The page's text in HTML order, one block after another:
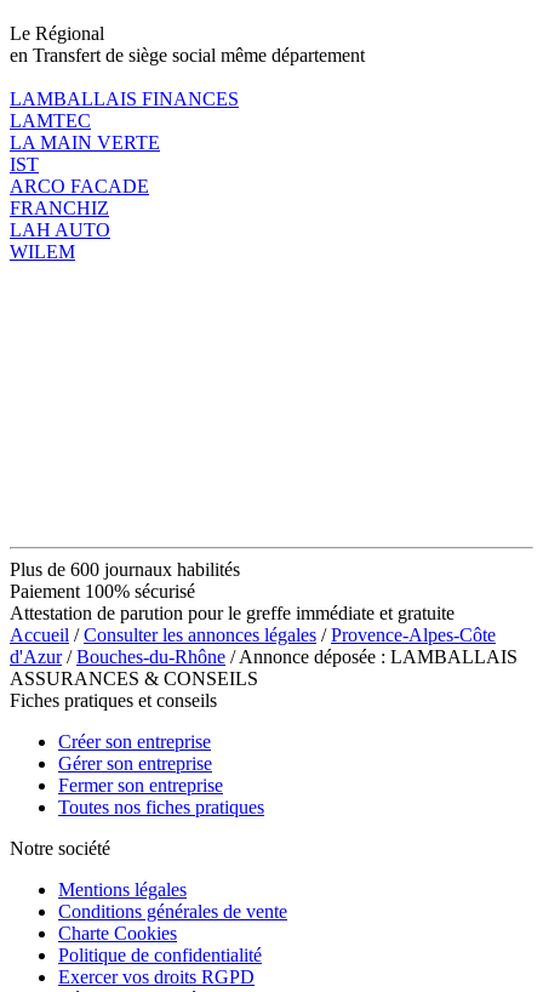
Le Régional
en Transfert de siège social même département
LAMBALLAIS FINANCES
LAMTEC
LA MAIN VERTE
IST
ARCO FACADE
FRANCHIZ
LAH AUTO
WILEM
Plus de 600 journaux habilités
Paiement 100% sécurisé
Attestation de parution pour le greffe immédiate et gratuite
Accueil /Consulter les annonces légales /Provence-Alpes-Côte
d'Azur/Bouches-du-Rhône / Annonce déposée : LAMBALLAIS
ASSURANCES & CONSEILS
Fiches pratiques et conseils
Créer son entreprise
Gérer son entreprise
Fermer son entreprise
Toutes nos fiches pratiques
Notre société
Mentions légales
Conditions générales de vente
Charte Cookies
Politique de confidentialité
Exercer vos droits RGPD